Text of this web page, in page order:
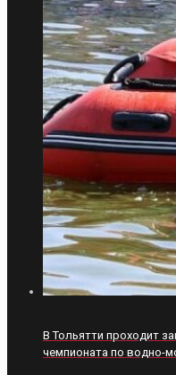
В Тольятти проходит
чемпионата по водно-